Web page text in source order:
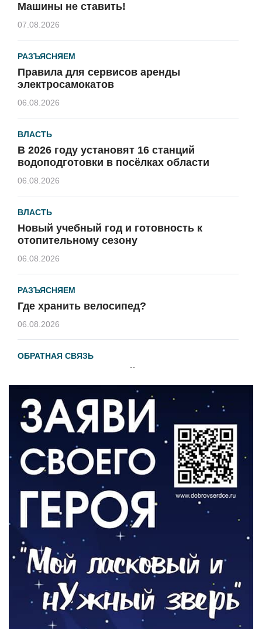
Машины не ставить!
07.08.2026
РАЗЪЯСНЯЕМ
Правила для сервисов аренды
электросамокатов
06.08.2026
ВЛАСТЬ
В 2026 году установят 16 станций
водоподготовки в посёлках области
06.08.2026
ВЛАСТЬ
Новый учебный год и готовность к
отопительному сезону
06.08.2026
РАЗЪЯСНЯЕМ
Где хранить велосипед?
06.08.2026
ОБРАТНАЯ СВЯЗЬ
Администрация онлайн
ВЛАСТЬ
День памяти и «Симфония народов»
06.08.2026
Новый настил на экотропе
05.08.2026